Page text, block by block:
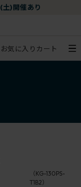
(土)開催あり
お気に入り カート
（KG-130PS-
T1B2）